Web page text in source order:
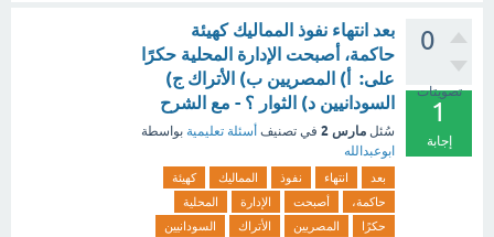
0
تصويتات
1
إجابة
بعد انتهاء نفوذ المماليك كهيئة
حاكمة، أصبحت الإدارة المحلية حكرًا
على: أ) المصريين ب) الأتراك ج)
السودانيين د) الثوار ؟ - مع الشرح
سُئل مارس 2 في تصنيف أسئلة تعليمية بواسطة
ابوعبدالله
بعد انتهاء نفوذ المماليك
كهيئة
حاكمة،
أصبحت الإدارة
المحلية
حكرًا
المصريين الأتراك
السودانيين